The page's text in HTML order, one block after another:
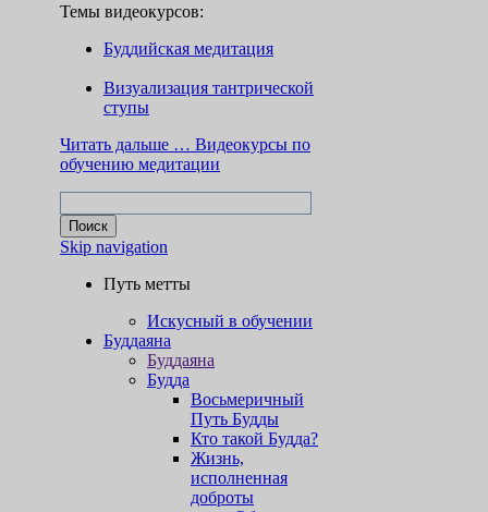
Темы видеокурсов:
Буддийская медитация
Визуализация тантрической
ступы
Читать дальше … Видеокурсы по
обучению медитации
Skip navigation
Путь метты
Искусный в обучении
Буддаяна
Буддаяна
Будда
Восьмеричный
Путь Будды
Кто такой Будда?
Жизнь,
исполненная
доброты